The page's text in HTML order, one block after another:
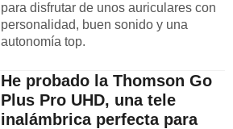
para disfrutar de unos auriculares con
personalidad, buen sonido y una
autonomía top.
He probado la Thomson Go
Plus Pro UHD, una tele
inalámbrica perfecta para